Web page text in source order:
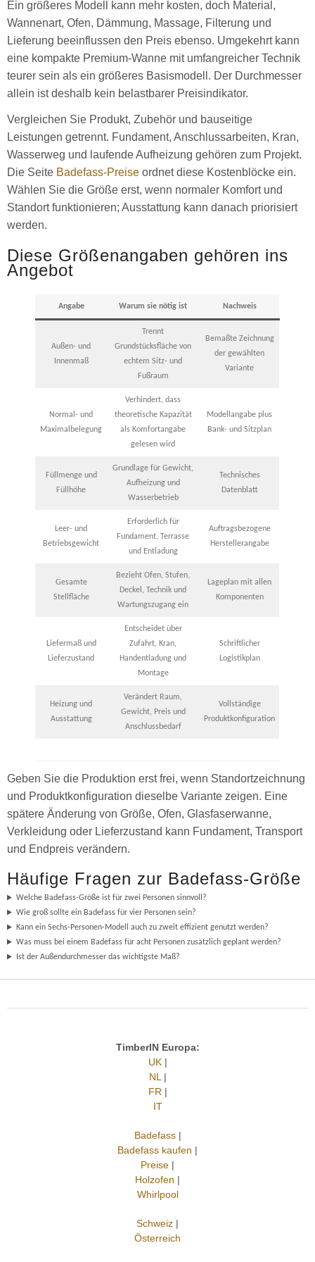
Ein größeres Modell kann mehr kosten, doch Material,
Wannenart, Ofen, Dämmung, Massage, Filterung und
Lieferung beeinflussen den Preis ebenso. Umgekehrt kann
eine kompakte Premium-Wanne mit umfangreicher Technik
teurer sein als ein größeres Basismodell. Der Durchmesser
allein ist deshalb kein belastbarer Preisindikator.
Vergleichen Sie Produkt, Zubehör und bauseitige
Leistungen getrennt. Fundament, Anschlussarbeiten, Kran,
Wasserweg und laufende Aufheizung gehören zum Projekt.
Die Seite Badefass-Preise ordnet diese Kostenblöcke ein.
Wählen Sie die Größe erst, wenn normaler Komfort und
Standort funktionieren; Ausstattung kann danach priorisiert
werden.
Diese Größenangaben gehören ins
Angebot
Angabe Warum sie nötig ist Nachweis
Außen- und
Innenmaß
Trennt
Grundstücksfläche von
echtem Sitz- und
Fußraum
Bemaßte Zeichnung
der gewählten
Variante
Normal- und
Maximalbelegung
Verhindert, dass
theoretische Kapazität
als Komfortangabe
gelesen wird
Modellangabe plus
Bank- und Sitzplan
Füllmenge und
Füllhöhe
Grundlage für Gewicht,
Aufheizung und
Wasserbetrieb
Technisches
Datenblatt
Leer- und
Betriebsgewicht
Erforderlich für
Fundament, Terrasse
und Entladung
Auftragsbezogene
Herstellerangabe
Gesamte
Stellfläche
Bezieht Ofen, Stufen,
Deckel, Technik und
Wartungszugang ein
Lageplan mit allen
Komponenten
Liefermaß und
Lieferzustand
Entscheidet über
Zufahrt, Kran,
Handentladung und
Montage
Schriftlicher
Logistikplan
Heizung und
Ausstattung
Verändert Raum,
Gewicht, Preis und
Anschlussbedarf
Vollständige
Produktkonfiguration
Geben Sie die Produktion erst frei, wenn Standortzeichnung
und Produktkonfiguration dieselbe Variante zeigen. Eine
spätere Änderung von Größe, Ofen, Glasfaserwanne,
Verkleidung oder Lieferzustand kann Fundament, Transport
und Endpreis verändern.
Häufige Fragen zur Badefass-Größe
Welche Badefass-Größe ist für zwei Personen sinnvoll?
Wie groß sollte ein Badefass für vier Personen sein?
Kann ein Sechs-Personen-Modell auch zu zweit effizient genutzt werden?
Was muss bei einem Badefass für acht Personen zusätzlich geplant werden?
Ist der Außendurchmesser das wichtigste Maß?
TimberIN Europa:
UK|
NL|
FR|
IT
Badefass|
Badefass kaufen |
Preise |
Holzofen |
Whirlpool
Schweiz |
Österreich